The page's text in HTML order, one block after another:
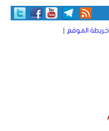
خريطة الموقع |